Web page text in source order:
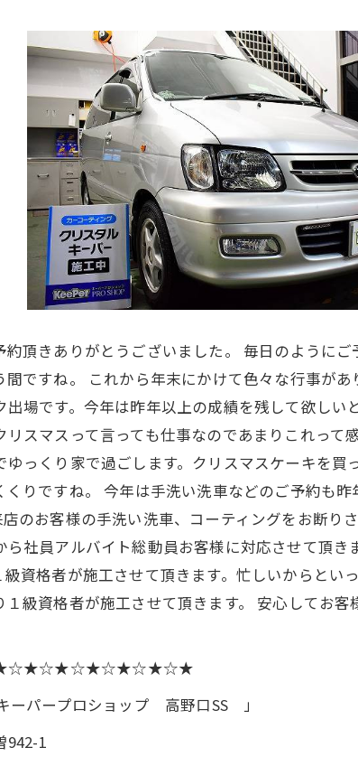
頂きありがとうございました。 毎日のように
ですね。 これから年末にかけて色々な行事が
場です。今年は昨年以上の成績を残して欲しい
スマスって言っても仕事なのであまりこれっ
っくり家で過ごします。クリスマスケーキを
りですね。 今年は手洗い洗車などのご予約も
のお客様の手洗い洗車、コーティングをお断り
社員アルバイト総動員お客様に対応させて頂
資格者が施工させて頂きます。忙しいからとい
級資格者が施工させて頂きます。 安心してお
パープロショップ 高野口SS 」
1